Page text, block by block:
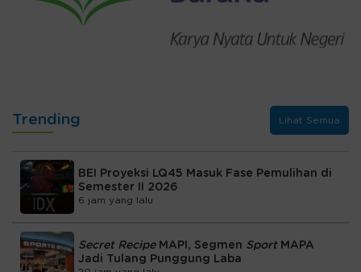
Trending Lihat Semua
BEI Proyeksi LQ45 Masuk Fase Pemulihan di
Semester II 2026
6 jam yang lalu
Secret RecipeMAPI, Segmen Sport MAPA
Jadi Tulang Punggung Laba